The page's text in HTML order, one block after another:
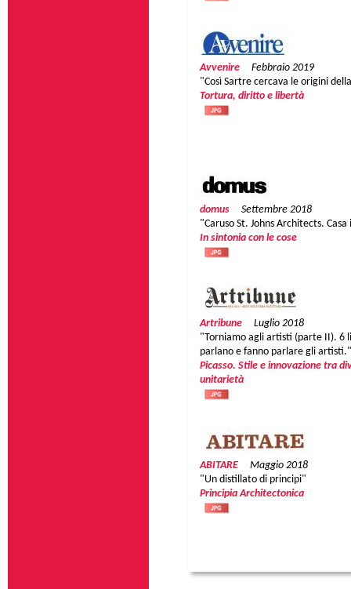
Avvenire
Febbraio 2019
"Così Sartre cercava le origini
Tortura, diritto e libertà
domus
Settembre 2018
"Caruso St. Johns Architects.
In sintonia con le cose
Artribune
Luglio 2018
"Torniamo agli artisti (parte II). 6
parlano e fanno parlare gli artisti."
Picasso. Stile e innovazione tra
unitarietà
ABITARE
Maggio 2018
"Un distillato di principi"
Principia Architectonica
Pagine